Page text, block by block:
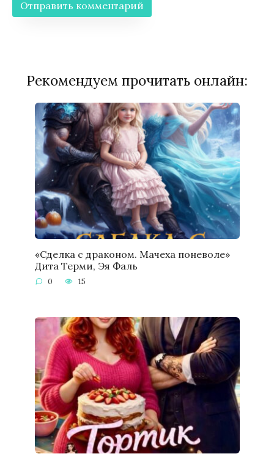
Рекомендуем прочитать онлайн:
«Сделка с драконом. Мачеха поневоле»
Дита Терми, Эя Фаль
0 15